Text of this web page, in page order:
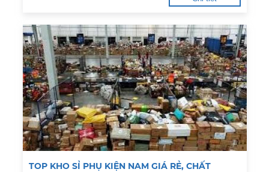
TOP KHO SỈ PHỤ KIỆN NAM GIÁ RẺ, CHẤT